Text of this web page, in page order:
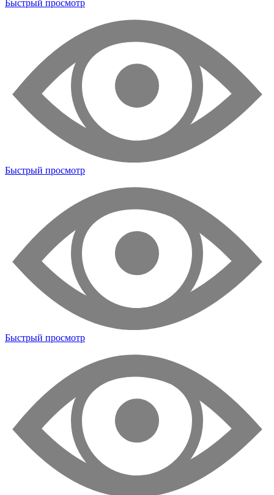
Быстрый просмотр
Быстрый просмотр
Быстрый просмотр